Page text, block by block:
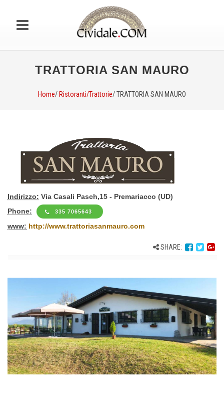
TRATTORIA SAN MAURO
Home/ Ristoranti/Trattorie/ TRATTORIA SAN MAURO
Indirizzo: Via Casali Pasch,15 - Premariacco (UD)
Phone:
335 7065643
www: http://www.trattoriasanmauro.com
SHARE: